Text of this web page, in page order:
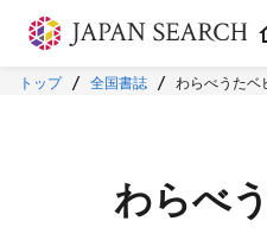
本文に飛ぶ
トップ 全国書誌 わらべうたベ
わらべ